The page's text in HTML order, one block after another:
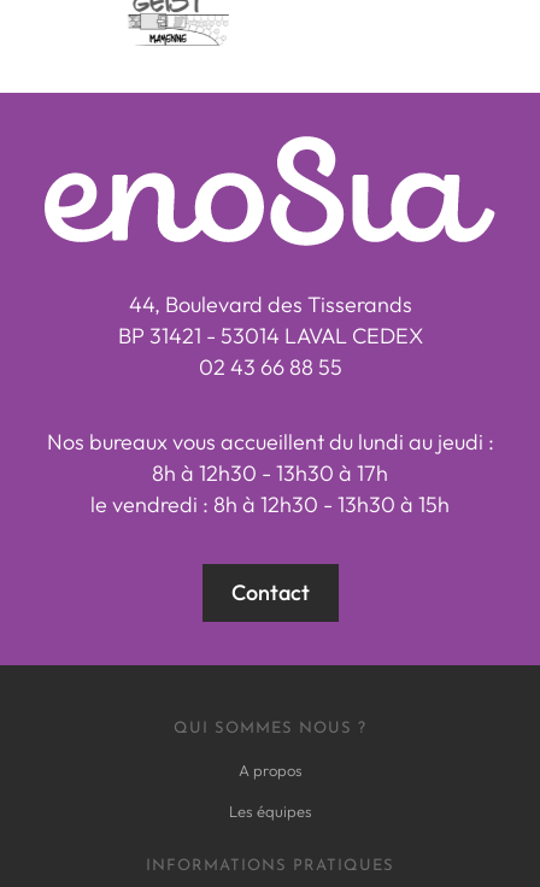
44, Boulevard des Tisserands
BP 31421 - 53014 LAVAL CEDEX
02 43 66 88 55
Nos bureaux vous accueillent du lundi au jeudi :
8h à 12h30 - 13h30 à 17h
le vendredi : 8h à 12h30 - 13h30 à 15h
Contact
QUI SOMMES NOUS ?
A propos
Les équipes
INFORMATIONS PRATIQUES